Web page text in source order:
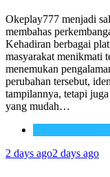
Okeplay777 menjadi
membahas
Kehadiran berbagai
masyarakat menikmati
menemukan
perubahan tersebut,
tampilannya, tetapi
yang mudah…
2 days ago2 days ago